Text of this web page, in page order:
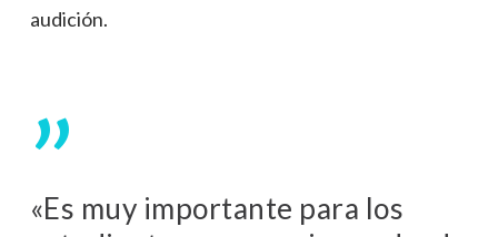
audición.
”
«Es muy importante para los